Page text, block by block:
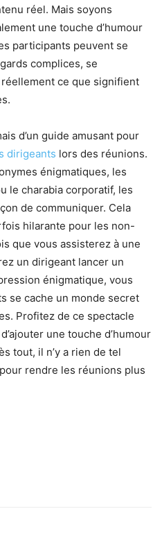
réel. Mais soyons
une touche d’humour
participants peuvent se
complices, se
réellement ce que signifient
d’un guide amusant pour
dirigeants lors des réunions.
énigmatiques, les
le charabia corporatif, les
de communiquer. Cela
hilarante pour les non-
que vous assisterez à une
un dirigeant lancer un
énigmatique, vous
se cache un monde secret
Profitez de ce spectacle
une touche d’humour
tout, il n’y a rien de tel
rendre les réunions plus